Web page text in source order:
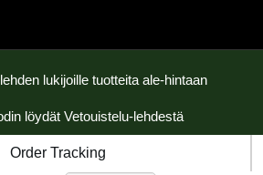
lukijoille tuotteita ale-hintaan
löydät Vetouistelu-lehdestä
Order Tracking